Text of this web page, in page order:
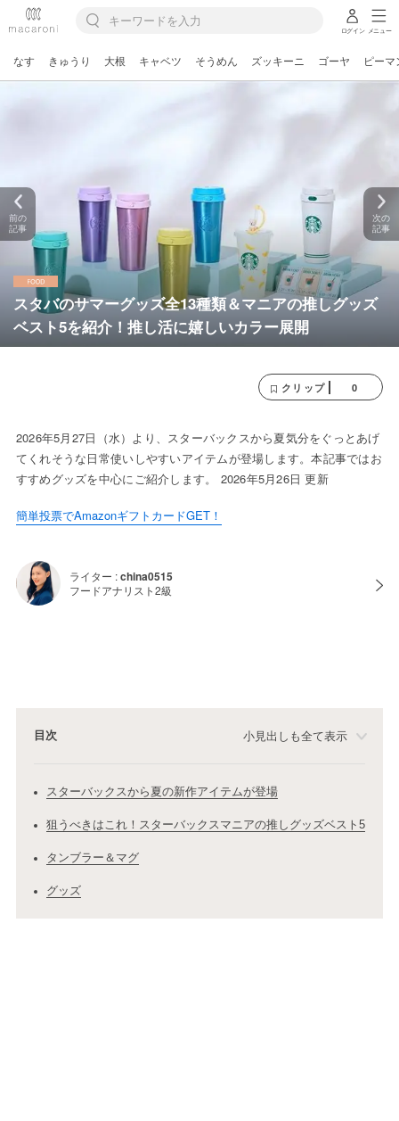
ログイン メニュー
なす きゅうり 大根 キャベツ そうめん ズッキーニ ゴーヤ ピーマ
スタバのサマーグッズ全13種類＆マニアの推しグッズ
ベスト5を紹介！推し活に嬉しいカラー展開
前の
記事
次の
記事
クリップ 0
2026年5月27日（水）より、スターバックスから夏気分をぐっとあげ
てくれそうな日常使いしやすいアイテムが登場します。本記事ではお
すすめグッズを中心にご紹介します。 2026年5月26日 更新
簡単投票でAmazonギフトカードGET！
ライター :china0515
フードアナリスト2級
目次 小見出しも全て表示
スターバックスから夏の新作アイテムが登場
狙うべきはこれ！スターバックスマニアの推しグッズベスト5
タンブラー＆マグ
グッズ